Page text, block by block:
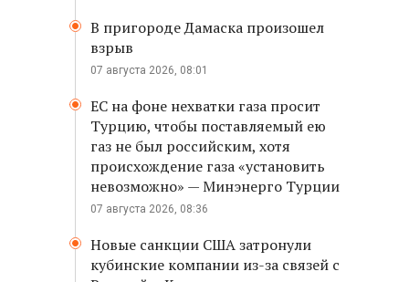
В пригороде Дамаска произошел
взрыв
07 августа 2026, 08:01
ЕС на фоне нехватки газа просит
Турцию, чтобы поставляемый ею
газ не был российским, хотя
происхождение газа «установить
невозможно» — Минэнерго Турции
07 августа 2026, 08:36
Новые санкции США затронули
кубинские компании из-за связей с